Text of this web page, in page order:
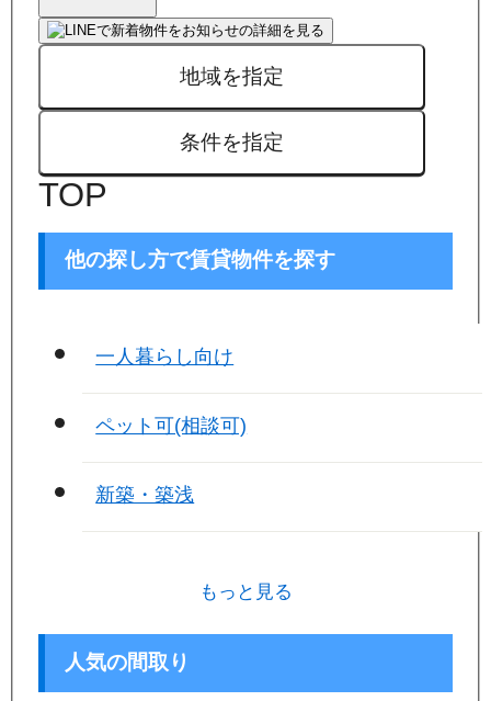
地域を指定
条件を指定
TOP
他の探し方で賃貸物件を探す
一人暮らし向け
ペット可(相談可)
新築・築浅
もっと見る
人気の間取り